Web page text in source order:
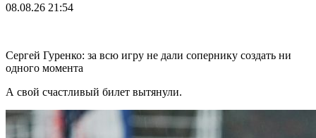
08.08.26 21:54
Сергей Гуренко: за всю игру не дали сопернику создать ни
одного момента
А свой счастливый билет вытянули.